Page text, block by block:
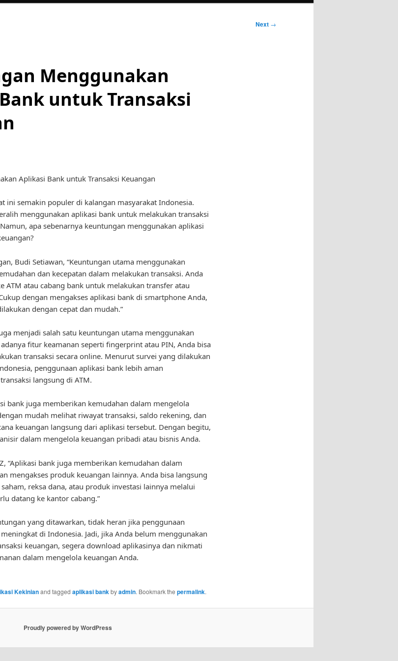
Next →
Menggunakan
untuk Transaksi
Aplikasi Bank untuk Transaksi Keuangan
ini semakin populer di kalangan masyarakat Indonesia.
menggunakan aplikasi bank untuk melakukan transaksi
apa sebenarnya keuntungan menggunakan aplikasi
Budi Setiawan, “Keuntungan utama menggunakan
dan kecepatan dalam melakukan transaksi. Anda
ATM atau cabang bank untuk melakukan transfer atau
dengan mengakses aplikasi bank di smartphone Anda,
dengan cepat dan mudah.”
menjadi salah satu keuntungan utama menggunakan
fitur keamanan seperti fingerprint atau PIN, Anda bisa
transaksi secara online. Menurut survei yang dilakukan
penggunaan aplikasi bank lebih aman
langsung di ATM.
bank juga memberikan kemudahan dalam mengelola
mudah melihat riwayat transaksi, saldo rekening, dan
keuangan langsung dari aplikasi tersebut. Dengan begitu,
dalam mengelola keuangan pribadi atau bisnis Anda.
“Aplikasi bank juga memberikan kemudahan dalam
mengakses produk keuangan lainnya. Anda bisa langsung
reksa dana, atau produk investasi lainnya melalui
datang ke kantor cabang.”
yang ditawarkan, tidak heran jika penggunaan
di Indonesia. Jadi, jika Anda belum menggunakan
keuangan, segera download aplikasinya dan nikmati
dalam mengelola keuangan Anda.
Kekinianand tagged aplikasi bank byadmin. Bookmark the permalink.
Proudly powered by WordPress